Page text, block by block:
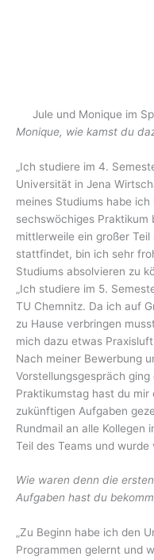
Jule und Monique im
Monique, wie kamst du
„Ich studiere im 4.
Universität in Jena
meines Studiums habe
sechswöchiges Praktikum
mittlerweile ein großer
stattfindet, bin ich sehr
Studiums absolvieren zu
„Ich studiere im 5.
TU Chemnitz. Da ich auf
zu Hause verbringen
mich dazu etwas
Nach meiner Bewerbung
Vorstellungsgespräch
Praktikumstag hast du mir
zukünftigen Aufgaben
Rundmail an alle Kollegen
Teil des Teams und
Wie waren denn die
Aufgaben hast du
„Zu Beginn habe ich den
Programmen gelernt und